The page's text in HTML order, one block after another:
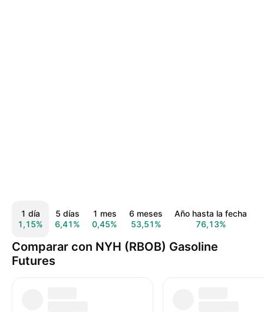
1 día
1,15%
5 días
6,41%
1 mes
0,45%
6 meses
53,51%
Año hasta la fecha
76,13%
Comparar con NYH (RBOB) Gasoline
Futures